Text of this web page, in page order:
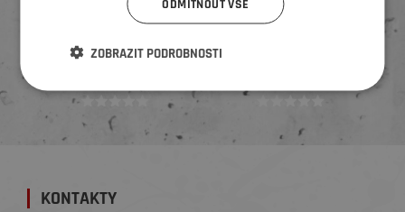
Ověřený zákazník
KONTAKTY
ODMÍTNOUT VŠE
ZOBRAZIT PODROBNOSTI